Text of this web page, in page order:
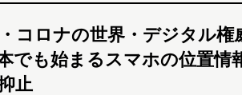
コロナの世界・デジタル権
でも始まるスマホの位置情
止